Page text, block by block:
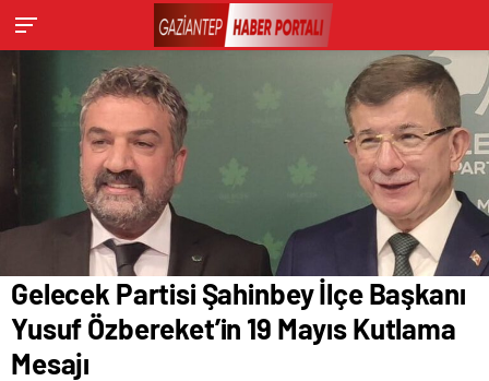
Gelecek Partisi Şahinbey İlçe Başkanı
Yusuf Özbereket’in 19 Mayıs Kutlama
Mesajı